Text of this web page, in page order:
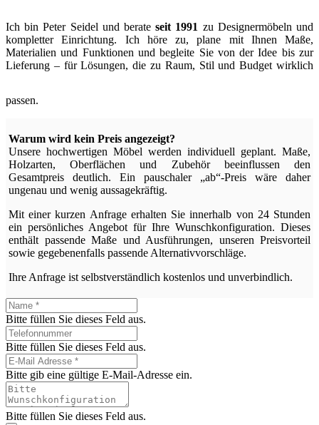
Ich bin Peter Seidel und berateseit 1991 zu Designermöbeln und
kompletter Einrichtung. Ich höre zu, plane mit Ihnen Maße,
Materialien und Funktionen und begleite Sie von der Idee bis zur
Lieferung – für Lösungen, die zu Raum, Stil und Budget wirklich
passen.
Warum wird kein Preis angezeigt?
Unsere hochwertigen Möbel werden individuell geplant. Maße,
Holzarten, Oberflächen und Zubehör beeinflussen den
Gesamtpreis deutlich. Ein pauschaler „ab“-Preis wäre daher
ungenau und wenig aussagekräftig.
Mit einer kurzen Anfrage erhalten Sie innerhalb von 24 Stunden
ein persönliches Angebot für Ihre Wunschkonfiguration. Dieses
enthält passende Maße und Ausführungen, unseren Preisvorteil
sowie gegebenenfalls passende Alternativvorschläge.
Ihre Anfrage ist selbstverständlich kostenlos und unverbindlich.
Bitte füllen Sie dieses Feld aus.
Bitte füllen Sie dieses Feld aus.
Bitte gib eine gültige E-Mail-Adresse ein.
Bitte füllen Sie dieses Feld aus.